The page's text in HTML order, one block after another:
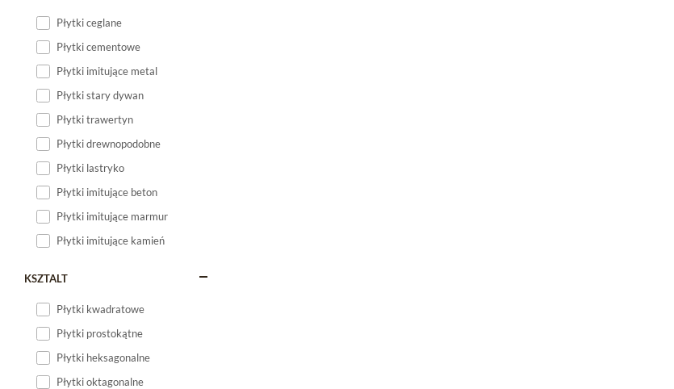
Płytki ceglane
Płytki cementowe
Płytki imitujące metal
Płytki stary dywan
Płytki trawertyn
Płytki drewnopodobne
Płytki lastryko
Płytki imitujące beton
Płytki imitujące marmur
Płytki imitujące kamień
KSZTALT
Płytki kwadratowe
Płytki prostokątne
Płytki heksagonalne
Płytki oktagonalne